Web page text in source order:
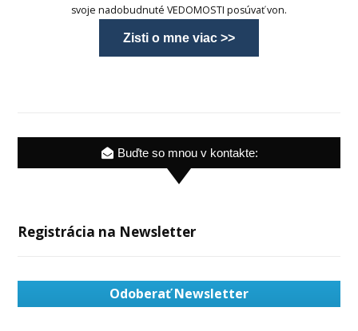
svoje nadobudnuté VEDOMOSTI posúvať von.
Zisti o mne viac >>
Buďte so mnou v kontakte:
Registrácia na Newsletter
Odoberať Newsletter